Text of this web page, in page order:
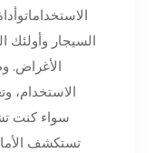
السيجار وأولئك
الأغراض.
الاستخدام،
سواء كنت
تستكشف